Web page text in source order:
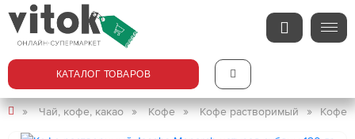
КАТАЛОГ ТОВАРОВ
Чай, кофе, какао Кофе Кофе растворимый Кофе